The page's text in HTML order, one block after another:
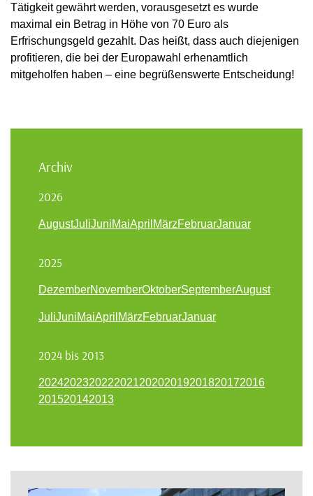
Tätigkeit gewährt werden, vorausgesetzt es wurde
maximal ein Betrag in Höhe von 70 Euro als
Erfrischungsgeld gezahlt. Das heißt, dass auch diejenigen
profitieren, die bei der Europawahl erhenamtlich
mitgeholfen haben – eine begrüßenswerte Entscheidung!
Archiv
2026
AugustJuliJuniMaiApril MärzFebruarJanuar
2025
DezemberNovemberOktoberSeptemberAugust
JuliJuniMaiApril MärzFebruarJanuar
2024 bis 2013
202420232022202120202019201820172016
201520142013